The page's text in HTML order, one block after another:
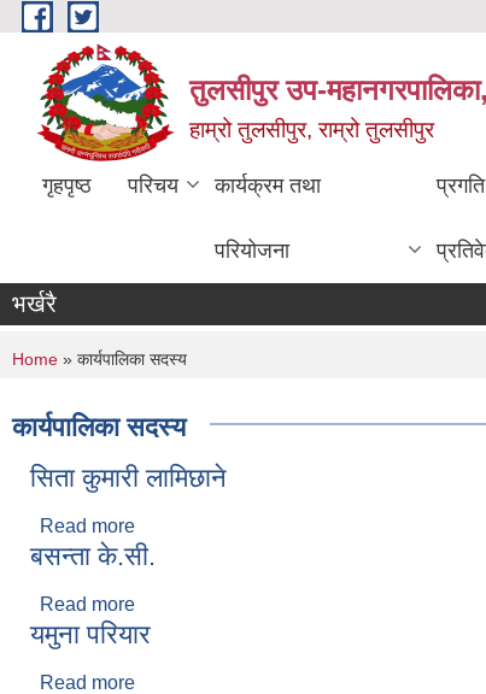
Skip to main content
तुलसीपुर उप-
हाम्रो तुलसीपुर, राम्रो तुलसीपुर
गृहपृष्ठ परिचय कार्यक्रम तथा
परियोजना
प्रगति
भर्खरै
You are here
Home » कार्यपालिका सदस्य
कार्यपालिका सदस्य
सिता कुमारी लामिछाने
Read more
बसन्ता के.सी.
Read more
यमुना परियार
Read more